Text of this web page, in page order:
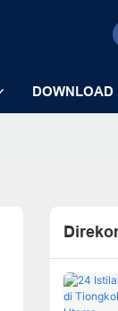
DOWNLOAD